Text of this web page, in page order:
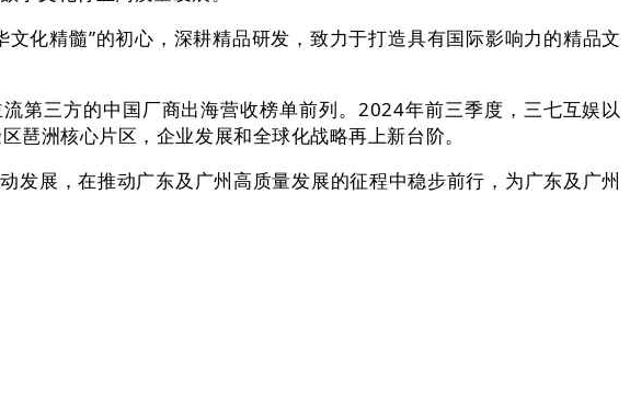
精髓”的初心，深耕精品研发，致力于打造具有国际影响力的精品文
三方的中国厂商出海营收榜单前列。2024年前三季度，三七互娱以
洲核心片区，企业发展和全球化战略再上新台阶。
展，在推动广东及广州高质量发展的征程中稳步前行，为广东及广州